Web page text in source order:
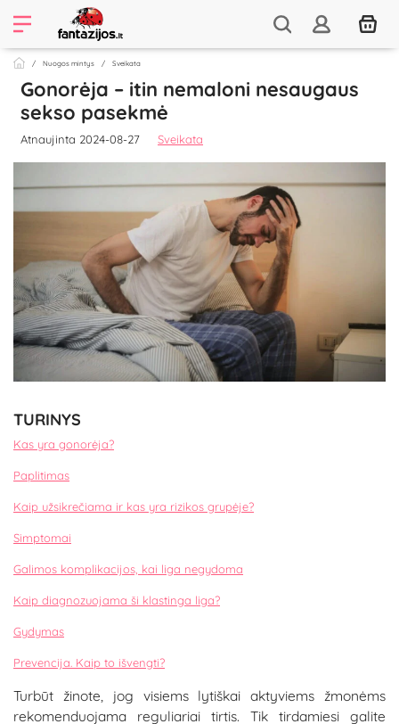
Nuogos mintys Sveikata
Gonorėja – itin nemaloni nesaugaus
sekso pasekmė
Atnaujinta 2024-08-27 Sveikata
TURINYS
Kas yra gonorėja?
Paplitimas
Kaip užsikrečiama ir kas yra rizikos grupėje?
Simptomai
Galimos komplikacijos, kai liga negydoma
Kaip diagnozuojama ši klastinga liga?
Gydymas
Prevencija. Kaip to išvengti?
Turbūt žinote, jog visiems lytiškai aktyviems žmonėms
rekomenduojama reguliariai tirtis. Tik tirdamiesi galite